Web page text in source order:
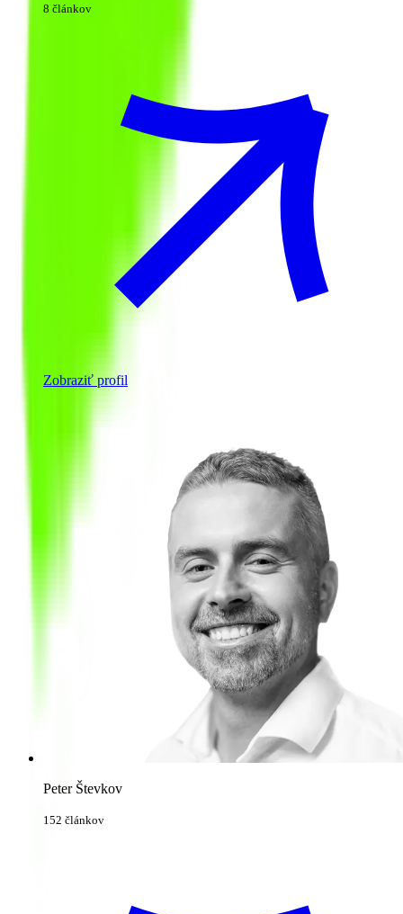
8 článkov
Zobraziť profil
Peter Števkov
152 článkov